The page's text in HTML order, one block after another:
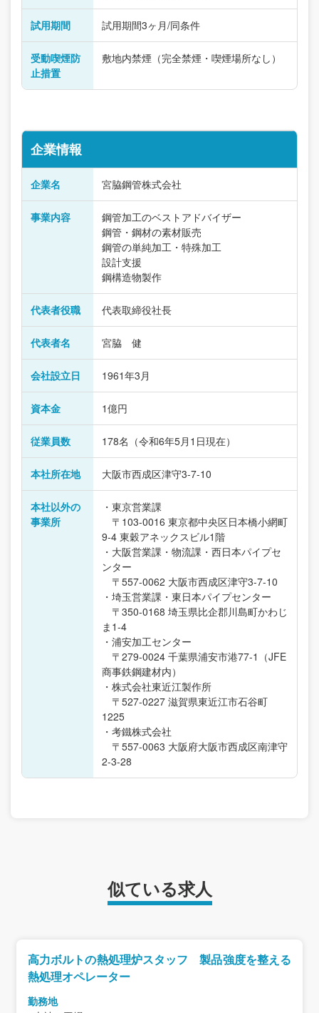
試用期間 試用期間3ヶ月/同条件
受動喫煙防
止措置
敷地内禁煙（完全禁煙・喫煙場所なし）
企業情報
企業名 宮脇鋼管株式会社
事業内容
鋼管加工のベストアドバイザー
鋼管・鋼材の素材販売
鋼管の単純加工・特殊加工
設計支援
鋼構造物製作
代表者役職 代表取締役社長
代表者名 宮脇 健
会社設立日 1961年3月
資本金 1億円
従業員数 178名（令和6年5月1日現在）
本社所在地 大阪市西成区津守3-7-10
本社以外の
事業所
・東京営業課
〒103-0016 東京都中央区日本橋小網町
9-4 東穀アネックスビル1階
・大阪営業課・物流課・西日本パイプセ
ンター
〒557-0062 大阪市西成区津守3-7-10
・埼玉営業課・東日本パイプセンター
〒350-0168 埼玉県比企郡川島町かわじ
ま1-4
・浦安加工センター
〒279-0024 千葉県浦安市港77-1（JFE
商事鉄鋼建材内）
・株式会社東近江製作所
〒527-0227 滋賀県東近江市石谷町
1225
・考鐵株式会社
〒557-0063 大阪府大阪市西成区南津守
2-3-28
似ている求人
高力ボルトの熱処理炉スタッフ 製品強度を整える
熱処理オペレーター
勤務地